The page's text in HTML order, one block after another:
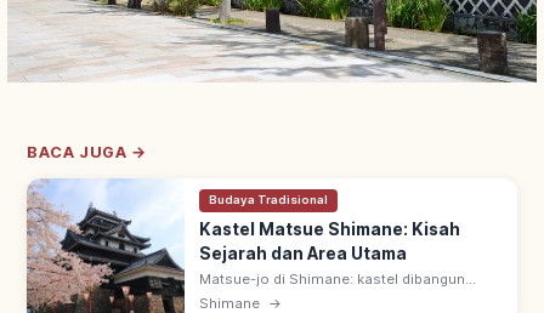
BACA JUGA →
Budaya Tradisional
Kastel Matsue Shimane: Kisah
Sejarah dan Area Utama
Matsue-jo di Shimane: kastel dibangun
1607-1611 oleh Horio Yoshiharu. Salah satu
Shimane →